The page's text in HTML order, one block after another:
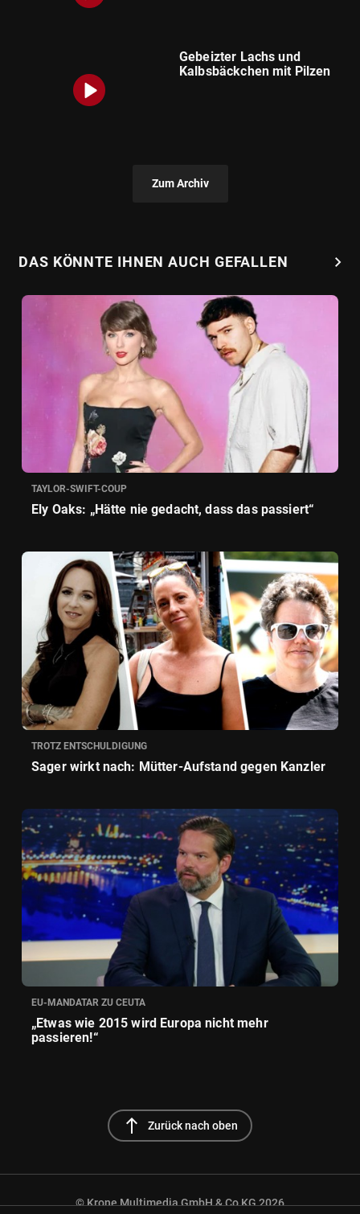
Gebeizter Lachs und
Kalbsbäckchen mit Pilzen
Zum Archiv
DAS KÖNNTE IHNEN AUCH GEFALLEN chevron_right
TAYLOR-SWIFT-COUP
Ely Oaks: „Hätte nie gedacht, dass das passiert“
TROTZ ENTSCHULDIGUNG
Sager wirkt nach: Mütter-Aufstand gegen Kanzler
EU-MANDATAR ZU CEUTA
„Etwas wie 2015 wird Europa nicht mehr
passieren!“
north Zurück nach oben
© Krone Multimedia GmbH & Co KG 2026